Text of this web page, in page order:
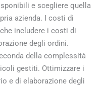
e scegliere quella
azienda. I costi di
includere i costi di
degli ordini.
della complessità
gestiti. Ottimizzare i
e di elaborazione degli